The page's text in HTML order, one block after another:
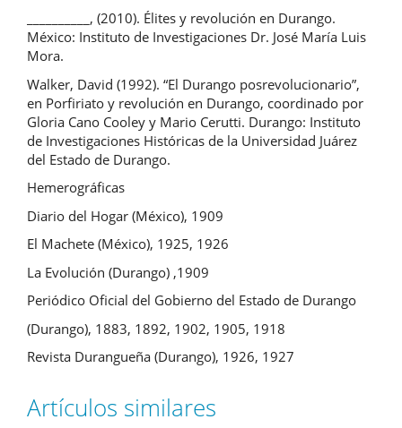
__________, (2010). Élites y revolución en Durango.
México: Instituto de Investigaciones Dr. José María Luis
Mora.
Walker, David (1992). “El Durango posrevolucionario”,
en Porfiriato y revolución en Durango, coordinado por
Gloria Cano Cooley y Mario Cerutti. Durango: Instituto
de Investigaciones Históricas de la Universidad Juárez
del Estado de Durango.
Hemerográficas
Diario del Hogar (México), 1909
El Machete (México), 1925, 1926
La Evolución (Durango) ,1909
Periódico Oficial del Gobierno del Estado de Durango
(Durango), 1883, 1892, 1902, 1905, 1918
Revista Durangueña (Durango), 1926, 1927
Artículos similares